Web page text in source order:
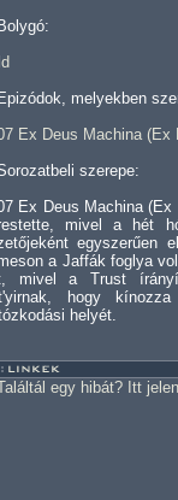
Bolygó:
Epizódok, melyekben
Ex Deus Machina (Ex
szerepe:
Ex Deus Machina
mivel a hét
egyszerűen
a Jaffák foglya
mivel a Trust
hogy
helyét.
egy hibát? Itt